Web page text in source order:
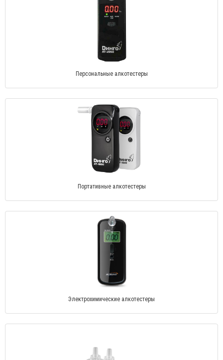
Персональные алкотестеры
Портативные алкотестеры
Электрохимические алкотестеры